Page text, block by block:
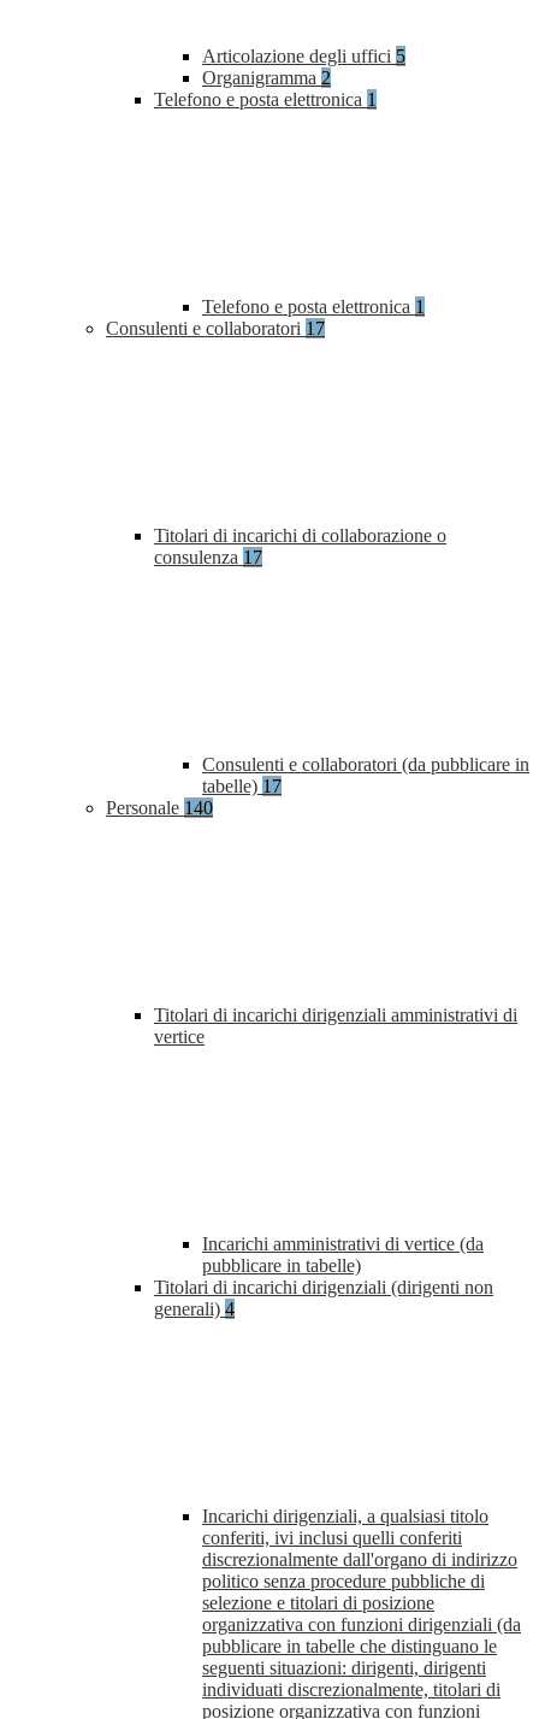
Articolazione degli uffici 5
Organigramma 2
Telefono e posta elettronica 1
Telefono e posta elettronica 1
Consulenti e collaboratori 17
Titolari di incarichi di collaborazione o
consulenza 17
Consulenti e collaboratori (da pubblicare in
tabelle) 17
Personale 140
Titolari di incarichi dirigenziali amministrativi di
vertice
Incarichi amministrativi di vertice (da
pubblicare in tabelle)
Titolari di incarichi dirigenziali (dirigenti non
generali) 4
Incarichi dirigenziali, a qualsiasi titolo
conferiti, ivi inclusi quelli conferiti
discrezionalmente dall'organo di indirizzo
politico senza procedure pubbliche di
selezione e titolari di posizione
organizzativa con funzioni dirigenziali (da
pubblicare in tabelle che distinguano le
seguenti situazioni: dirigenti, dirigenti
individuati discrezionalmente, titolari di
posizione organizzativa con funzioni